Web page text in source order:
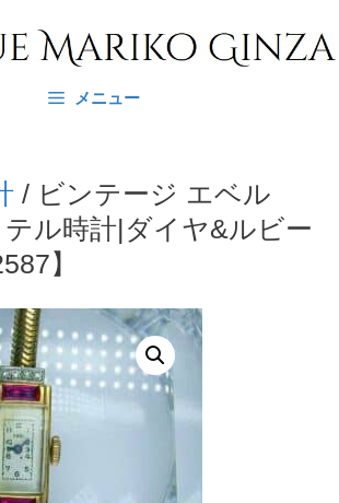
メニュー
/ ビンテージ エベル
ル時計|ダイヤ&ルビー
】